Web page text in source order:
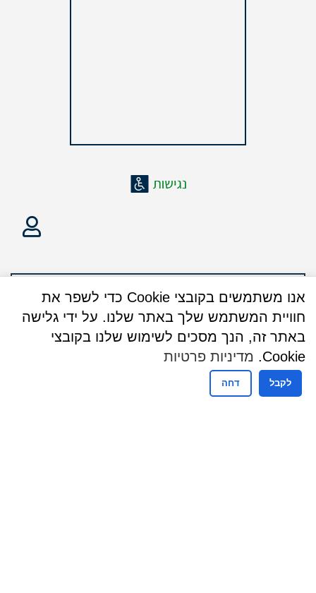
אנו משתמשים בקובצי Cookie כדי לשפר את
חוויית המשתמש שלך באתר שלנו. על ידי גלישה
באתר זה, הנך מסכים לשימוש שלנו בקובצי
Cookie.
מדיניות פרטיות
לקבל דחה